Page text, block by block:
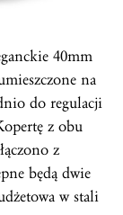
40mm
na
do regulacji
z obu
z
będą dwie
w stali